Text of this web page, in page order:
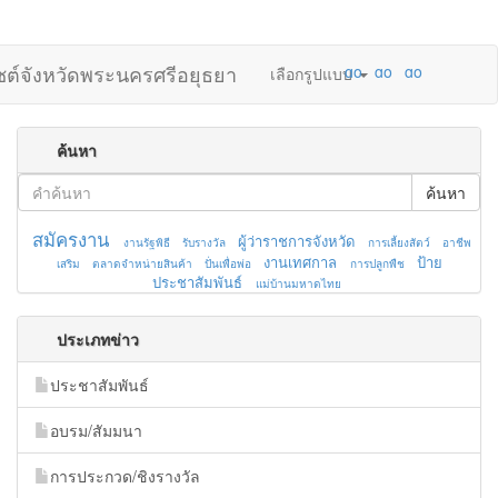
ต์จังหวัดพระนครศรีอยุธยา เลือกรูปแบบ
ค้นหา
ค้นหา
สมัครงาน งานรัฐพิธี รับรางวัล ผู้ว่าราชการจังหวัด การเลี้ยงสัตว์
อาชีพ
เสริม
ตลาดจำหน่ายสินค้า ปั่นเพื่อพ่อ งานเทศกาล การปลูกพืช
ป้าย
ประชาสัมพันธ์
แม่บ้านมหาดไทย
ประเภทข่าว
ประชาสัมพันธ์
อบรม/สัมมนา
การประกวด/ชิงรางวัล